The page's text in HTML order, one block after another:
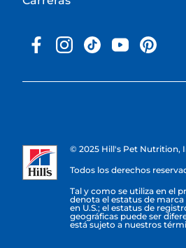
© 2025 Hill's Pet Nutrition,
Todos los derechos
Tal y como se utiliza en el
denota el estatus de
en U.S.; el estatus de
geográficas puede ser
está sujeto a nuestros